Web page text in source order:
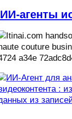
ИИ-агенты